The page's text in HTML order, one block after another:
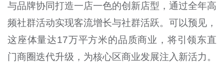
与品牌协同打造一店一色的创新店型，通过全年高
频社群活动实现客流增长与社群活跃。可以预见，
这座体量达17万平方米的品质商业，将引领东直
门商圈迭代升级，为核心区商业发展注入新活力。